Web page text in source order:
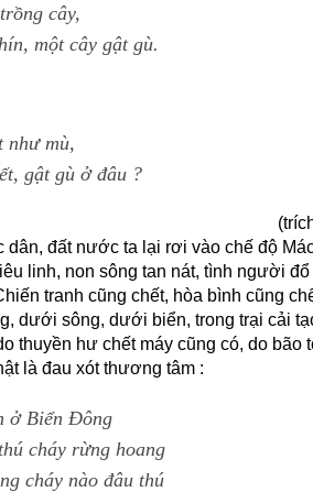
cây,
một cây gật gù.
như mù,
gật gù ở đâu ?
dân, đất nước ta lại rơi vào chế độ
linh, non sông tan nát, tình người
tranh cũng chết, hòa bình cũng
dưới sông, dưới biển, trong trại cải
thuyền hư chết máy cũng có, do
là đau xót thương tâm :
ở Biển Ðông
cháy rừng hoang
cháy nào đâu thú